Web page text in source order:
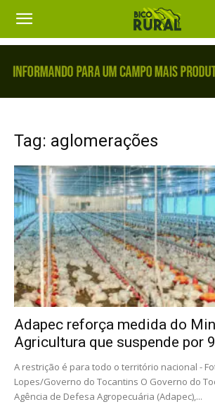
Tag: aglomerações
Adapec reforça medida do
Agricultura que suspende por
A restrição é para todo o território nacional -
Lopes/Governo do Tocantins O Governo do
Agência de Defesa Agropecuária (Adapec),...